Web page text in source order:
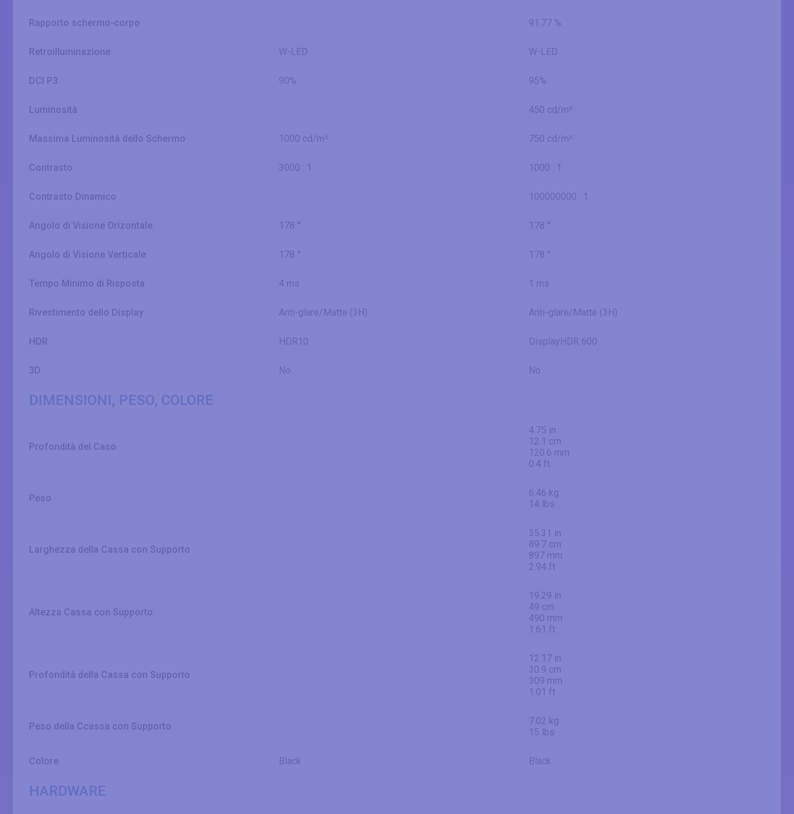
Rapporto schermo-corpo 91.77 %
Retroilluminazione W-LED W-LED
DCI P3 90% 95%
Luminosità 450 cd/m²
Massima Luminosità dello Schermo 1000 cd/m² 750 cd/m²
Contrasto 3000 : 1 1000 : 1
Contrasto Dinamico 100000000 : 1
Angolo di Visione Orizontale 178 ° 178 °
Angolo di Visione Verticale 178 ° 178 °
Tempo Minimo di Risposta 4 ms 1 ms
Rivestimento dello Display Anti-glare/Matte (3H) Anti-glare/Matte (3H)
HDR HDR10 DisplayHDR 600
3D No No
DIMENSIONI, PESO, COLORE
Profondità del Caso
4.75 in
12.1 cm
120.6 mm
0.4 ft
Peso
6.46 kg
14 lbs
Larghezza della Cassa con Supporto
35.31 in
89.7 cm
897 mm
2.94 ft
Altezza Cassa con Supporto
19.29 in
49 cm
490 mm
1.61 ft
Profondità della Cassa con Supporto
12.17 in
30.9 cm
309 mm
1.01 ft
Peso della Ccassa con Supporto
7.02 kg
15 lbs
Colore Black Black
HARDWARE